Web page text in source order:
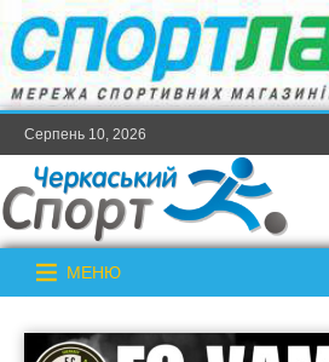
Серпень 10, 2026
МЕНЮ